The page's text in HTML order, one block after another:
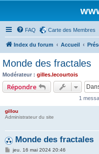
FAQ Carte des Membres
Index du forum Accueil
Monde des fractales
Modérateur : gilles.lecourtois
Répondre
1
gillou
Administrateur du site
Monde des fractales
Mjeu. 16 mai 2024 20:46